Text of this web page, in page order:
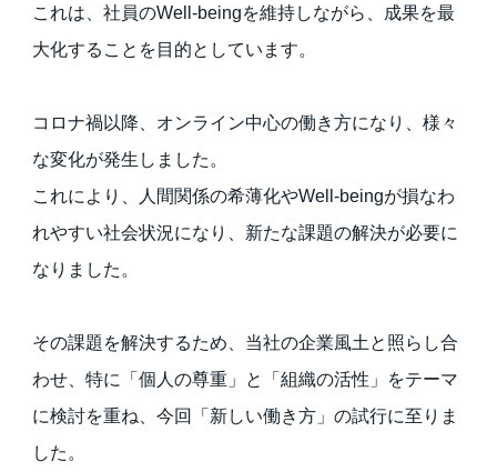
これは、社員のWell-beingを維持しながら、成果を最
大化することを目的としています。
コロナ禍以降、オンライン中心の働き方になり、様々
な変化が発生しました。
これにより、人間関係の希薄化やWell-beingが損なわ
れやすい社会状況になり、新たな課題の解決が必要に
なりました。
その課題を解決するため、当社の企業風土と照らし合
わせ、特に「個人の尊重」と「組織の活性」をテーマ
に検討を重ね、今回「新しい働き方」の試行に至りま
した。